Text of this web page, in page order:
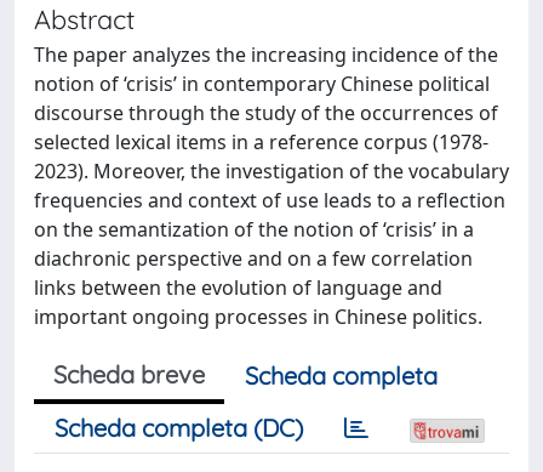
Abstract
The paper analyzes the increasing incidence of the
notion of ‘crisis’ in contemporary Chinese political
discourse through the study of the occurrences of
selected lexical items in a reference corpus (1978-
2023). Moreover, the investigation of the vocabulary
frequencies and context of use leads to a reflection
on the semantization of the notion of ‘crisis’ in a
diachronic perspective and on a few correlation
links between the evolution of language and
important ongoing processes in Chinese politics.
Scheda breve
Scheda completa
Scheda completa (DC)